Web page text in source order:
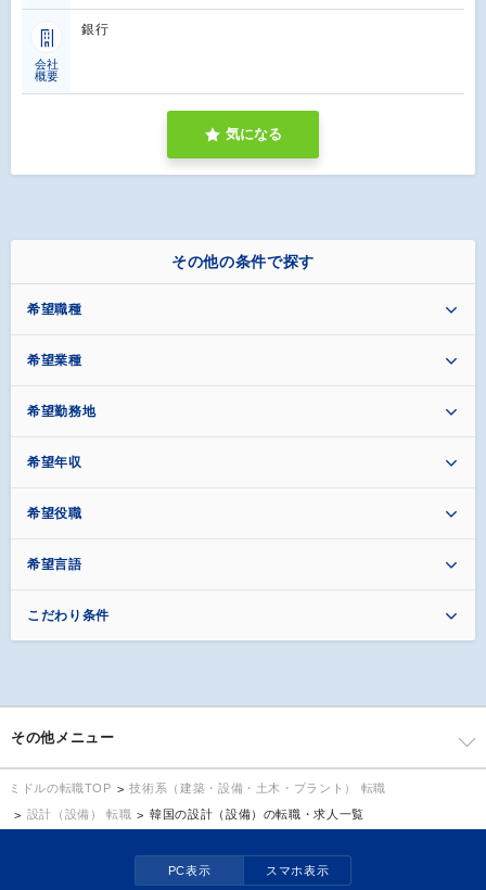
会社
概要
銀行
気になる
その他の条件で探す
希望職種
希望業種
希望勤務地
希望年収
希望役職
希望言語
こだわり条件
その他メニュー
ミドルの転職TOP
技術系（建築・設備・土木・プラント） 転職
設計（設備） 転職
韓国の設計（設備）の転職・求人一覧
PC表示 スマホ表示